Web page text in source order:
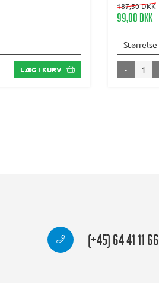
LÆG I KURV
187,50 DKK
99,00 DKK
Størrelse
-
(+45) 64 41 11 66